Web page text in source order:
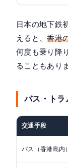
日本の地下鉄
えると、香港
何度も乗り降
ることもあり
バス・トラ
交通手段
バス（香港島内）